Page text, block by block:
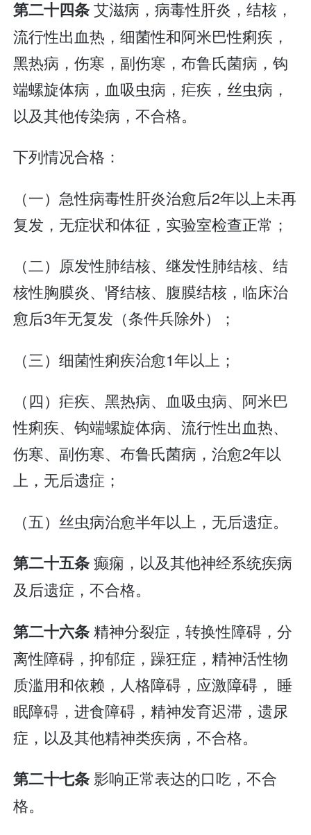
第二十四条艾滋病，病毒性肝炎，结核，
流行性出血热，细菌性和阿米巴性痢疾，
黑热病，伤寒，副伤寒，布鲁氏菌病，钩
端螺旋体病，血吸虫病，疟疾，丝虫病，
以及其他传染病，不合格。
下列情况合格：
（一）急性病毒性肝炎治愈后2年以上未再
复发，无症状和体征，实验室检查正常；
（二）原发性肺结核、继发性肺结核、结
核性胸膜炎、肾结核、腹膜结核，临床治
愈后3年无复发（条件兵除外）；
（三）细菌性痢疾治愈1年以上；
（四）疟疾、黑热病、血吸虫病、阿米巴
性痢疾、钩端螺旋体病、流行性出血热、
伤寒、副伤寒、布鲁氏菌病，治愈2年以
上，无后遗症；
（五）丝虫病治愈半年以上，无后遗症。
第二十五条癫痫，以及其他神经系统疾病
及后遗症，不合格。
第二十六条精神分裂症，转换性障碍，分
离性障碍，抑郁症，躁狂症，精神活性物
质滥用和依赖，人格障碍，应激障碍， 睡
眠障碍，进食障碍，精神发育迟滞，遗尿
症，以及其他精神类疾病，不合格。
第二十七条影响正常表达的口吃，不合
格。